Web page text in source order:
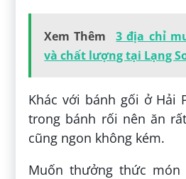
Xem Thêm
3 địa chỉ
và chất lượng tại Lạng
Khác với bánh gối ở Hải
trong bánh rối nên ăn
cũng ngon không kém.
Muốn thưởng thức món